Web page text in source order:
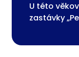
U této
zastávky